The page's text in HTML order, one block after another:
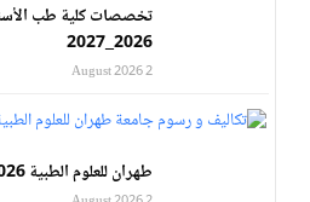
تخصصات كلية طب
2026_2027
2 August 2026
طهران للعلوم الطبية 2026_2027